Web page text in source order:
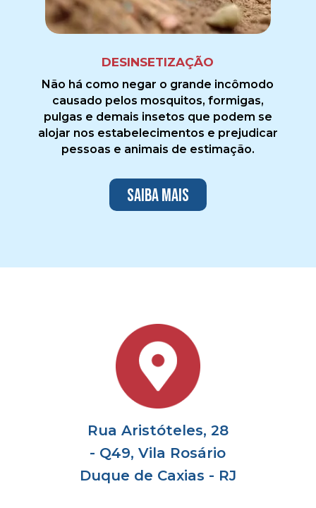
DESINSETIZAÇÃO
Não há como negar o grande incômodo
causado pelos mosquitos, formigas,
pulgas e demais insetos que podem se
alojar nos estabelecimentos e prejudicar
pessoas e animais de estimação.
Saiba mais
Rua Aristóteles, 28
- Q49, Vila Rosário
Duque de Caxias - RJ